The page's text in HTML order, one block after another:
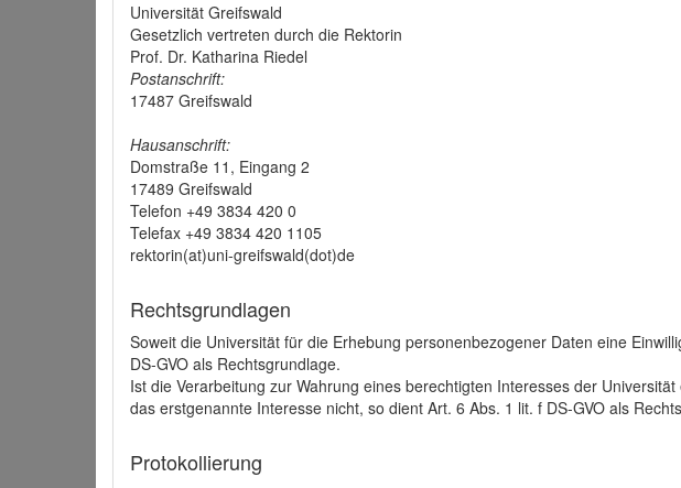
Universität Greifswald
Gesetzlich vertreten durch die Rektorin
Prof. Dr. Katharina Riedel
Postanschrift:
17487 Greifswald
Hausanschrift:
Domstraße 11, Eingang 2
17489 Greifswald
Telefon +49 3834 420 0
Telefax +49 3834 420 1105
rektorin(at)uni-greifswald(dot)de
Rechtsgrundlagen
Soweit die Universität für die Erhebung personenbezogener Daten eine
DS-GVO als Rechtsgrundlage.
Ist die Verarbeitung zur Wahrung eines berechtigten Interesses der
das erstgenannte Interesse nicht, so dient Art. 6 Abs. 1 lit. f DS-GVO als
Protokollierung